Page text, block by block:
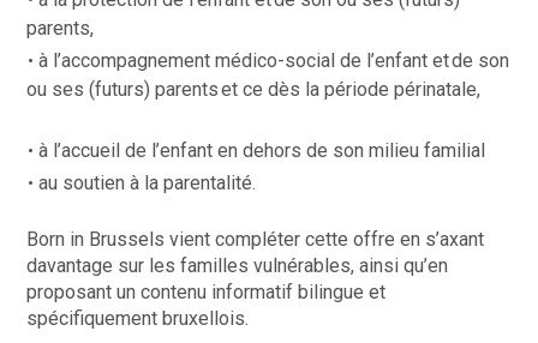
parents,
à l’accompagnement médico-social de l’enfant et de son
ou ses (futurs) parents et ce dès la période périnatale,
à l’accueil de l’enfant en dehors de son milieu familial
au soutien à la parentalité.
Born in Brussels vient compléter cetteoffre en s’axant
davantage sur les familles vulnérables, ainsi qu’en
proposant un contenu informatif bilingue et
spécifiquement bruxellois.